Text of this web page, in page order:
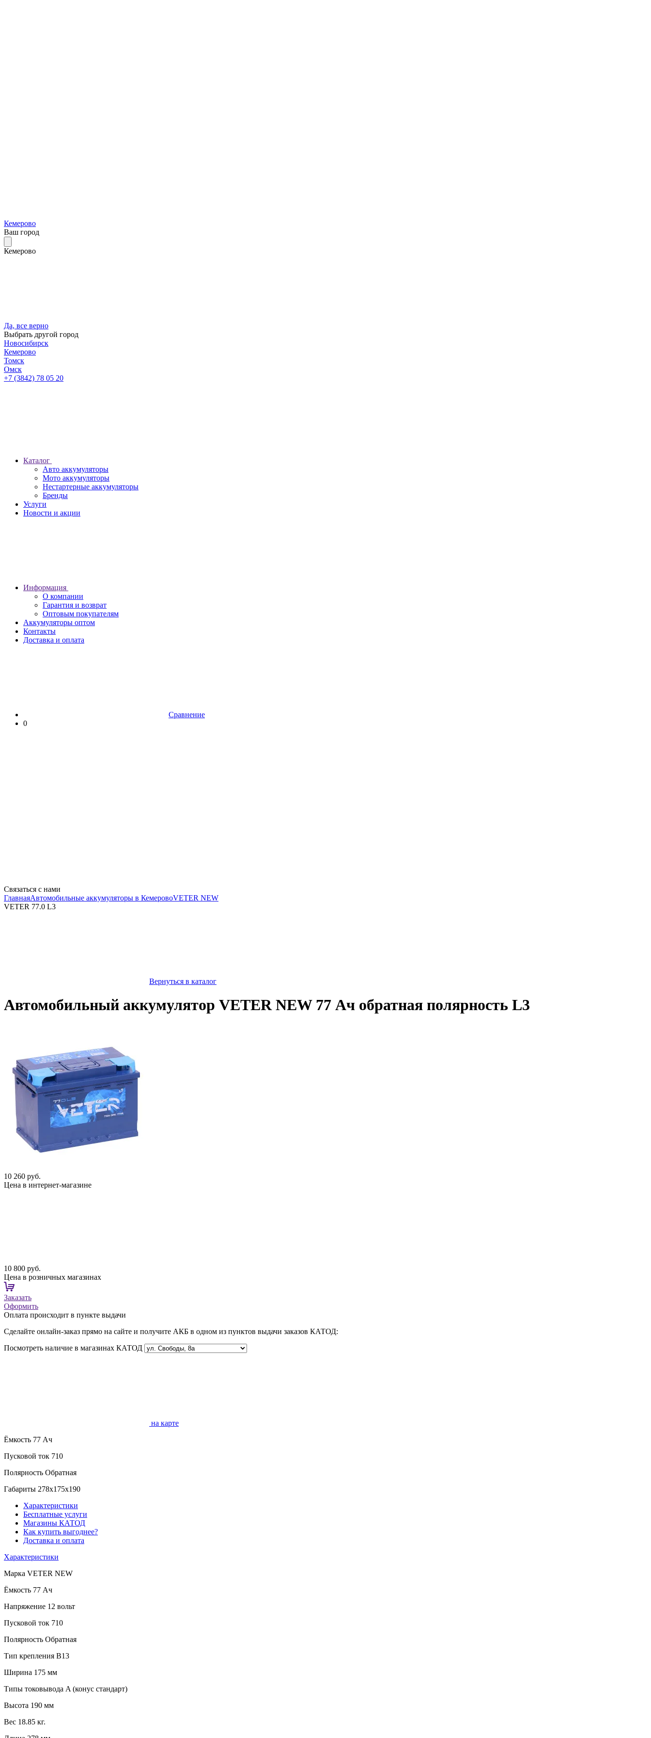
Кемерово
Ваш город
Кемерово
Да, все верно
Выбрать другой город
Новосибирск
Кемерово
Томск
Омск
+7 (3842) 78 05 20
Каталог
Авто аккумуляторы
Мото аккумуляторы
Нестартерные аккумуляторы
Бренды
Услуги
Новости и акции
Информация
О компании
Гарантия и возврат
Оптовым покупателям
Аккумуляторы оптом
Контакты
Доставка и оплата
Сравнение
0
Связаться с нами
ГлавнаяАвтомобильные аккумуляторы в КемеровоVETER NEW
VETER 77.0 L3
Вернуться в каталог
Автомобильный аккумулятор VETER NEW 77 Ач обратная полярность L3
10 260 руб.
Цена в интернет-магазине
10 800 руб.
Цена в розничных магазинах
Заказать
Оформить
Оплата происходит в пункте выдачи
Сделайте онлайн-заказ прямо на сайте и получите АКБ в одном из пунктов выдачи заказов КАТОД:
Посмотреть наличие в магазинах КАТОД
на карте
Ёмкость 77 Ач
Пусковой ток 710
Полярность Обратная
Габариты 278x175x190
Характеристики
Бесплатные услуги
Магазины КАТОД
Как купить выгоднее?
Доставка и оплата
Характеристики
Марка VETER NEW
Ёмкость 77 Ач
Напряжение 12 вольт
Пусковой ток 710
Полярность Обратная
Тип крепления B13
Ширина 175 мм
Типы токовывода A (конус стандарт)
Высота 190 мм
Вес 18.85 кг.